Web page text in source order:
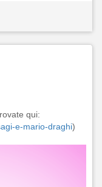
qui:
e-mario-draghi)